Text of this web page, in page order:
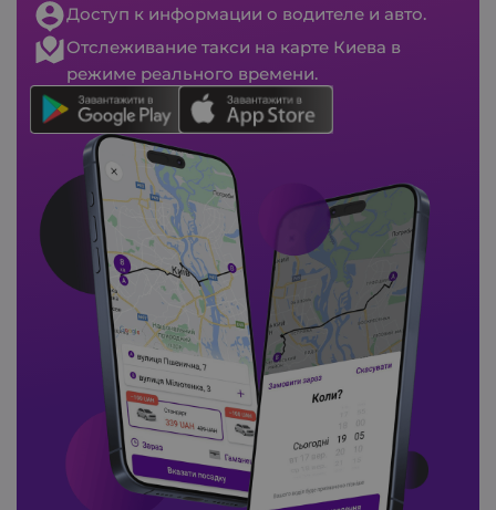
Доступ к информации о водителе и авто.
Отслеживание такси на карте Киева в
режиме реального времени.